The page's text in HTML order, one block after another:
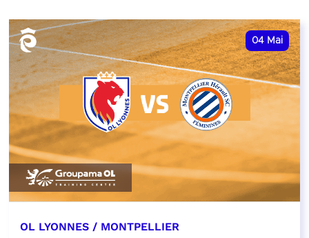
04 Mai
OL LYONNES / MONTPELLIER